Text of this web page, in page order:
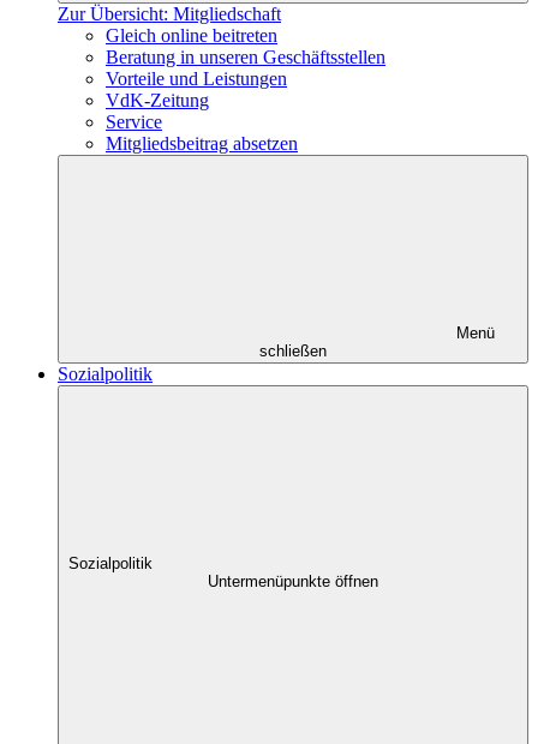
Zur Übersicht: Mitgliedschaft
Gleich online beitreten
Beratung in unseren Geschäftsstellen
Vorteile und Leistungen
VdK-Zeitung
Service
Mitgliedsbeitrag absetzen
Menü
schließen
Sozialpolitik
Sozialpolitik
Untermenüpunkte öffnen